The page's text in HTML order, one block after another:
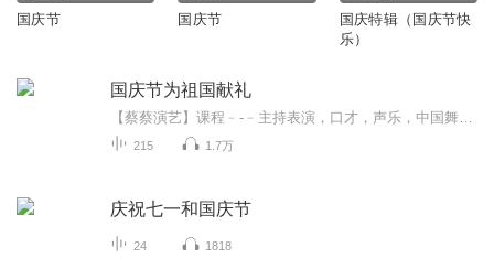
国庆节 国庆节
国庆特辑（国庆节快
乐）
国庆节为祖国献礼
215 1.7万
庆祝七一和国庆节
24 1818